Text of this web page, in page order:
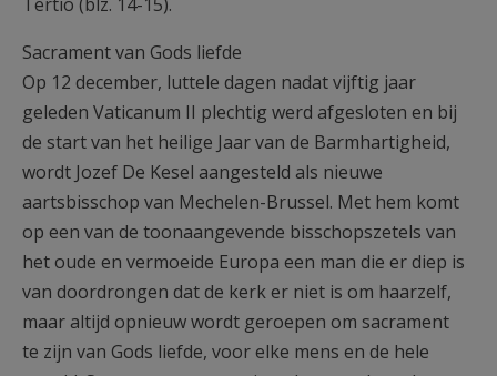
Sacrament van Gods liefde
Op 12 december, luttele dagen nadat vijftig jaar
geleden Vaticanum II plechtig werd afgesloten en bij
de start van het heilige Jaar van de Barmhartigheid,
wordt Jozef De Kesel aangesteld als nieuwe
aartsbisschop van Mechelen-Brussel. Met hem komt
op een van de toonaangevende bisschopszetels van
het oude en vermoeide Europa een man die er diep is
van doordrongen dat de kerk er niet is om haarzelf,
maar altijd opnieuw wordt geroepen om sacrament
te zijn van Gods liefde, voor elke mens en de hele